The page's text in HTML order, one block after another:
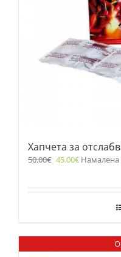
Хапчета за
50.00€ 45.00€ Намалена